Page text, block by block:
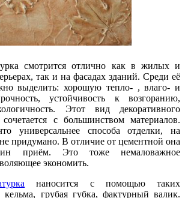
смотрится отлично как в жилых и
так и на фасадах зданий. Среди её
выделить: хорошую тепло- , влаго- и
устойчивость к возгоранию,
Этот вид декоративного
с большинством материалов.
универсальнее способа отделки, на
придумано. В отличие от цементной она
приём. Это тоже немаловажное
экономить.
наносится с помощью таких
кельма, грубая губка, фактурный валик.